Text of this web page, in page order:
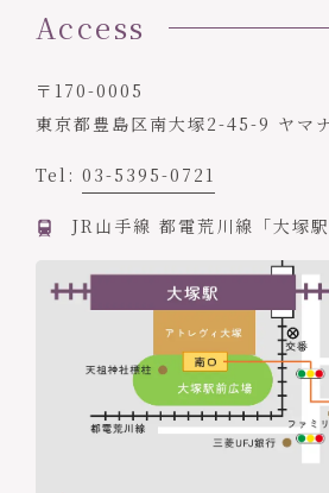
Access
〒170-0005
東京都豊島区南大塚2-45-9 ヤマ
Tel: 03-5395-0721
JR山手線 都電荒川線「大塚